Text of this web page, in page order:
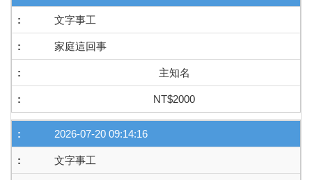
文字事工
家庭這回事
主知名
NT$2000
2026-07-20 09:14:16
文字事工